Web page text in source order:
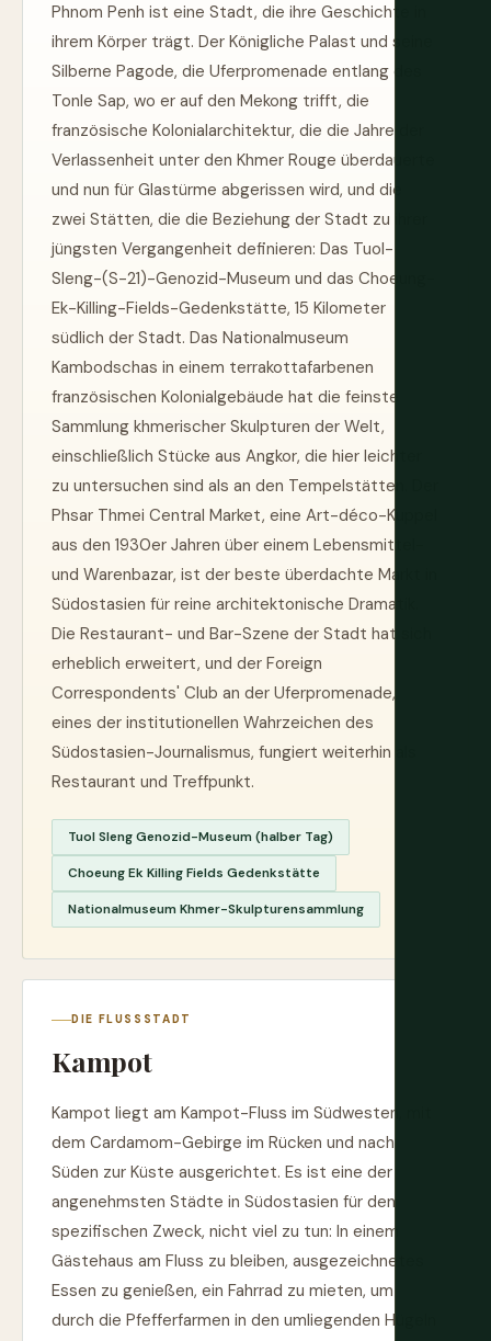
Phnom Penh ist eine Stadt, die ihre Geschichte in
ihrem Körper trägt. Der Königliche Palast und seine
Silberne Pagode, die Uferpromenade entlang des
Tonle Sap, wo er auf den Mekong trifft, die
französische Kolonialarchitektur, die die Jahre der
Verlassenheit unter den Khmer Rouge überdauerte
und nun für Glastürme abgerissen wird, und die
zwei Stätten, die die Beziehung der Stadt zu ihrer
jüngsten Vergangenheit definieren: Das Tuol-
Sleng-(S-21)-Genozid-Museum und das Choeung-
Ek-Killing-Fields-Gedenkstätte, 15 Kilometer
südlich der Stadt. Das Nationalmuseum
Kambodschas in einem terrakottafarbenen
französischen Kolonialgebäude hat die feinste
Sammlung khmerischer Skulpturen der Welt,
einschließlich Stücke aus Angkor, die hier leichter
zu untersuchen sind als an den Tempelstätten. Der
Phsar Thmei Central Market, eine Art-déco-Kuppel
aus den 1930er Jahren über einem Lebensmittel-
und Warenbazar, ist der beste überdachte Markt in
Südostasien für reine architektonische Dramatik.
Die Restaurant- und Bar-Szene der Stadt hat sich
erheblich erweitert, und der Foreign
Correspondents' Club an der Uferpromenade,
eines der institutionellen Wahrzeichen des
Südostasien-Journalismus, fungiert weiterhin als
Restaurant und Treffpunkt.
Tuol Sleng Genozid-Museum (halber Tag)
Choeung Ek Killing Fields Gedenkstätte
Nationalmuseum Khmer-Skulpturensammlung
DIE FLUSSSTADT
Kampot
Kampot liegt am Kampot-Fluss im Südwesten, mit
dem Cardamom-Gebirge im Rücken und nach
Süden zur Küste ausgerichtet. Es ist eine der
angenehmsten Städte in Südostasien für den
spezifischen Zweck, nicht viel zu tun: In einem
Gästehaus am Fluss zu bleiben, ausgezeichnetes
Essen zu genießen, ein Fahrrad zu mieten, um
durch die Pfefferfarmen in den umliegenden Hügeln